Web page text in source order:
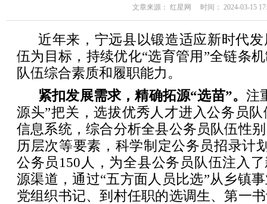
文章来源： 红星网 时间： 2024-03-15
近年来，宁远县以锻造适应新时代
伍为目标，持续优化“选育管用”全链条
队伍综合素质和履职能力。
紧扣发展需求，精确拓源“选苗”。注
源头”把关，选拔优秀人才进入公务员
信息系统，综合分析全县公务员队伍性
历层次等要素，科学制定公务员招录计
公务员150人，为全县公务员队伍注入
源渠道，通过“五方面人员比选”从乡镇
党组织书记、到村任职的选调生、第一